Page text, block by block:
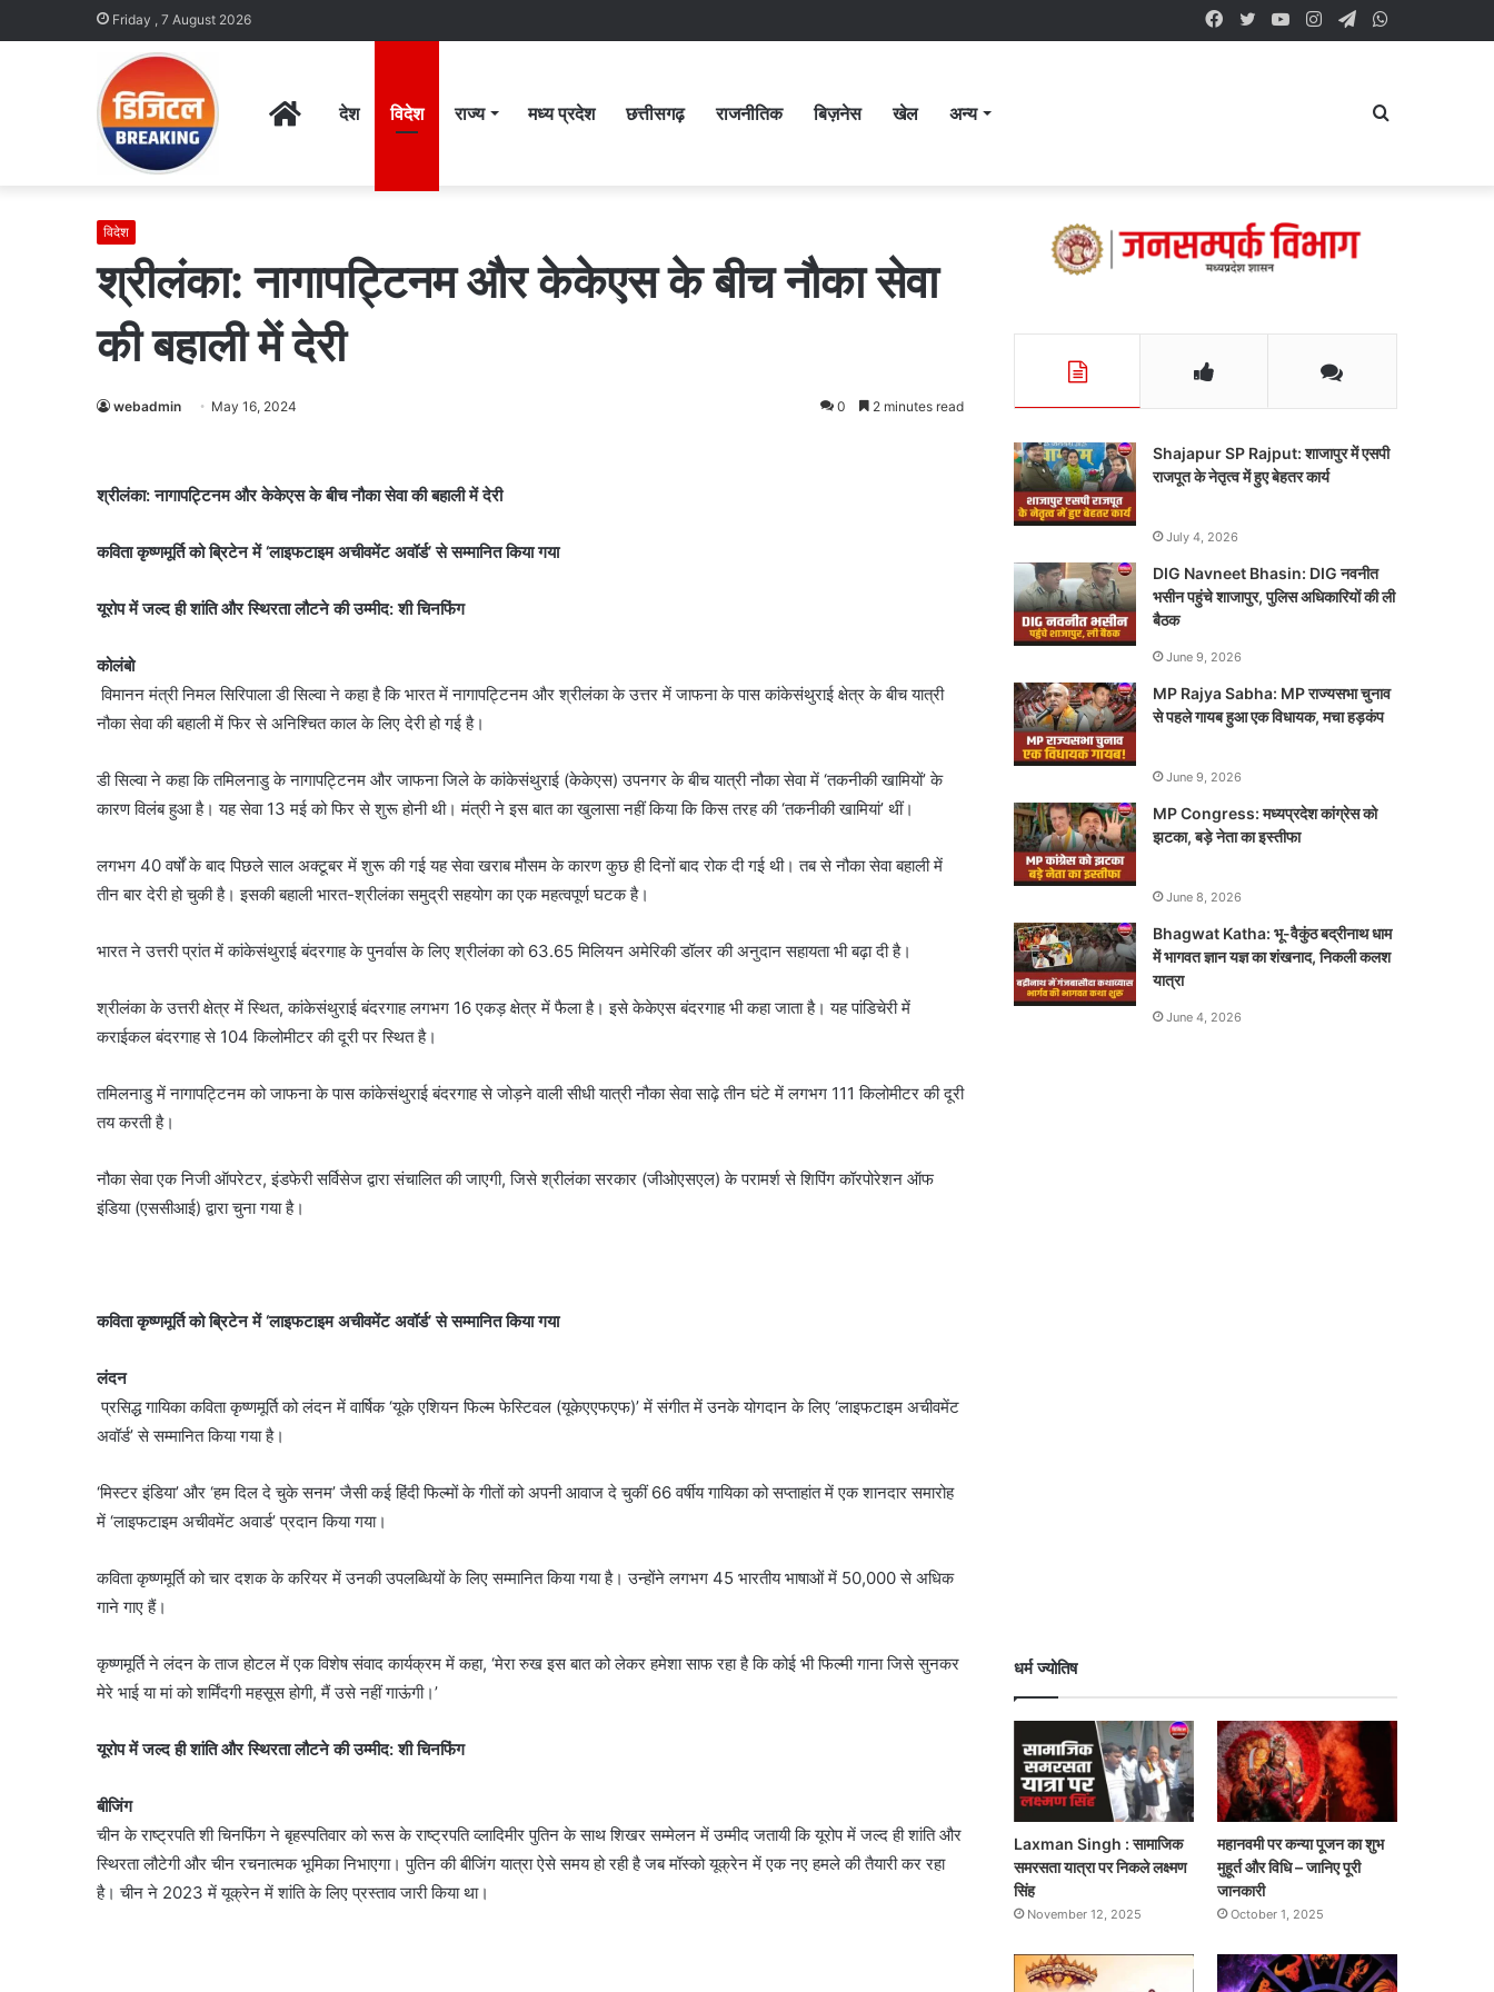
Friday , 7 August 2026 Telegram
Instagram
YouTube
Twitter
Facebook
Homeदेश विदेश राज्य मध्य प्रदेश छत्तीसगढ़ राजनीतिक बिज़नेस खेल अन्य Search
विदेश
श्रीलंका: नागापट्टिनम और केकेएस के बीच नौका सेवा
की बहाली में देरी
webadmin May 16, 2024 0 2 minutes read
श्रीलंका: नागापट्टिनम और केकेएस के बीच नौका सेवा की बहाली में देरी
कविता कृष्णमूर्ति को ब्रिटेन में ‘लाइफटाइम अचीवमेंट अवॉर्ड’ से सम्मानित किया गया
यूरोप में जल्द ही शांति और स्थिरता लौटने की उम्मीद: शी चिनफिंग
कोलंबो
विमानन मंत्री निमल सिरिपाला डी सिल्वा ने कहा है कि भारत में नागापट्टिनम और श्रीलंका के उत्तर में जाफना के पास कांकेसंथुराई क्षेत्र के बीच यात्री
नौका सेवा की बहाली में फिर से अनिश्चित काल के लिए देरी हो गई है।
डी सिल्वा ने कहा कि तमिलनाडु के नागापट्टिनम और जाफना जिले के कांकेसंथुराई (केकेएस) उपनगर के बीच यात्री नौका सेवा में ‘तकनीकी खामियों’ के
कारण विलंब हुआ है। यह सेवा 13 मई को फिर से शुरू होनी थी। मंत्री ने इस बात का खुलासा नहीं किया कि किस तरह की ‘तकनीकी खामियां’ थीं।
लगभग 40 वर्षों के बाद पिछले साल अक्टूबर में शुरू की गई यह सेवा खराब मौसम के कारण कुछ ही दिनों बाद रोक दी गई थी। तब से नौका सेवा बहाली में
तीन बार देरी हो चुकी है। इसकी बहाली भारत-श्रीलंका समुद्री सहयोग का एक महत्वपूर्ण घटक है।
भारत ने उत्तरी प्रांत में कांकेसंथुराई बंदरगाह के पुनर्वास के लिए श्रीलंका को 63.65 मिलियन अमेरिकी डॉलर की अनुदान सहायता भी बढ़ा दी है।
श्रीलंका के उत्तरी क्षेत्र में स्थित, कांकेसंथुराई बंदरगाह लगभग 16 एकड़ क्षेत्र में फैला है। इसे केकेएस बंदरगाह भी कहा जाता है। यह पांडिचेरी में
कराईकल बंदरगाह से 104 किलोमीटर की दूरी पर स्थित है।
तमिलनाडु में नागापट्टिनम को जाफना के पास कांकेसंथुराई बंदरगाह से जोड़ने वाली सीधी यात्री नौका सेवा साढ़े तीन घंटे में लगभग 111 किलोमीटर की दूरी
तय करती है।
नौका सेवा एक निजी ऑपरेटर, इंडफेरी सर्विसेज द्वारा संचालित की जाएगी, जिसे श्रीलंका सरकार (जीओएसएल) के परामर्श से शिपिंग कॉरपोरेशन ऑफ
इंडिया (एससीआई) द्वारा चुना गया है।
कविता कृष्णमूर्ति को ब्रिटेन में ‘लाइफटाइम अचीवमेंट अवॉर्ड’ से सम्मानित किया गया
लंदन
प्रसिद्ध गायिका कविता कृष्णमूर्ति को लंदन में वार्षिक ‘यूके एशियन फिल्म फेस्टिवल (यूकेएएफएफ)’ में संगीत में उनके योगदान के लिए ‘लाइफटाइम अचीवमेंट
अवॉर्ड’ से सम्मानित किया गया है।
‘मिस्टर इंडिया’ और ‘हम दिल दे चुके सनम’ जैसी कई हिंदी फिल्मों के गीतों को अपनी आवाज दे चुकीं 66 वर्षीय गायिका को सप्ताहांत में एक शानदार समारोह
में ‘लाइफटाइम अचीवमेंट अवार्ड’ प्रदान किया गया।
कविता कृष्णमूर्ति को चार दशक के करियर में उनकी उपलब्धियों के लिए सम्मानित किया गया है। उन्होंने लगभग 45 भारतीय भाषाओं में 50,000 से अधिक
गाने गाए हैं।
कृष्णमूर्ति ने लंदन के ताज होटल में एक विशेष संवाद कार्यक्रम में कहा, ‘मेरा रुख इस बात को लेकर हमेशा साफ रहा है कि कोई भी फिल्मी गाना जिसे सुनकर
मेरे भाई या मां को शर्मिंदगी महसूस होगी, मैं उसे नहीं गाऊंगी।’
यूरोप में जल्द ही शांति और स्थिरता लौटने की उम्मीद: शी चिनफिंग
बीजिंग
चीन के राष्ट्रपति शी चिनफिंग ने बृहस्पतिवार को रूस के राष्ट्रपति व्लादिमीर पुतिन के साथ शिखर सम्मेलन में उम्मीद जतायी कि यूरोप में जल्द ही शांति और
स्थिरता लौटेगी और चीन रचनात्मक भूमिका निभाएगा। पुतिन की बीजिंग यात्रा ऐसे समय हो रही है जब मॉस्को यूक्रेन में एक नए हमले की तैयारी कर रहा
है। चीन ने 2023 में यूक्रेन में शांति के लिए प्रस्ताव जारी किया था।
Shajapur SP Rajput: शाजापुर में एसपी
राजपूत के नेतृत्व में हुए बेहतर कार्य
July 4, 2026
DIG Navneet Bhasin: DIG नवनीत
भसीन पहुंचे शाजापुर, पुलिस अधिकारियों की ली
बैठक
June 9, 2026
MP Rajya Sabha: MP राज्यसभा चुनाव
से पहले गायब हुआ एक विधायक, मचा हड़कंप
June 9, 2026
MP Congress: मध्यप्रदेश कांग्रेस को
झटका, बड़े नेता का इस्तीफा
June 8, 2026
Bhagwat Katha: भू-वैकुंठ बद्रीनाथ धाम
में भागवत ज्ञान यज्ञ का शंखनाद, निकली कलश
यात्रा
June 4, 2026
धर्म ज्योतिष
Laxman Singh : सामाजिक
समरसता यात्रा पर निकले लक्ष्मण
सिंह
November 12, 2025
महानवमी पर कन्या पूजन का शुभ
मुहूर्त और विधि – जानिए पूरी
जानकारी
October 1, 2025